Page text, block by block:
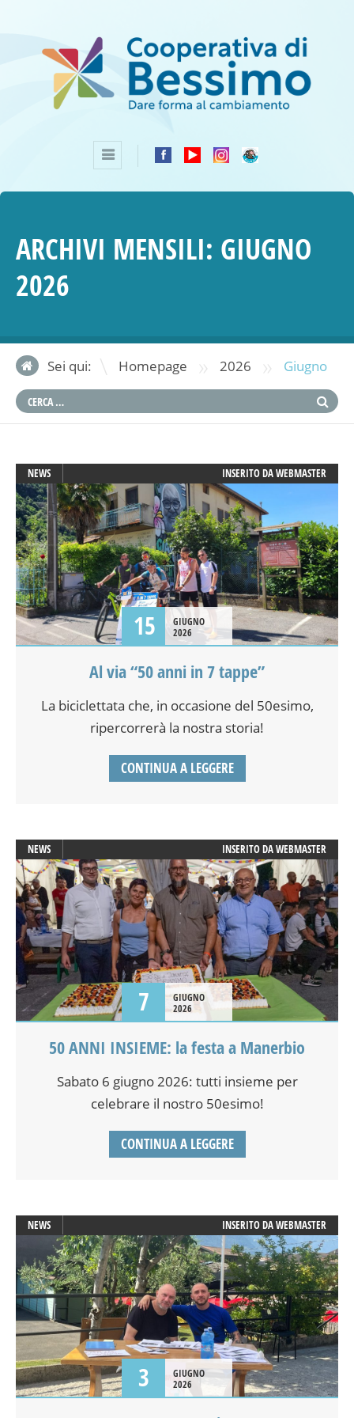
ARCHIVI MENSILI: GIUGNO
2026
Sei qui: Homepage » 2026 » Giugno
NEWS INSERITO DAWEBMASTER
15
GIUGNO
2026
Al via “50 anni in 7 tappe”
La biciclettata che, in occasione del 50esimo,
ripercorrerà la nostra storia!
CONTINUA A LEGGERE
NEWS INSERITO DAWEBMASTER
7
GIUGNO
2026
50 ANNI INSIEME: la festa a Manerbio
Sabato 6 giugno 2026: tutti insieme per
celebrare il nostro 50esimo!
CONTINUA A LEGGERE
NEWS INSERITO DAWEBMASTER
3
GIUGNO
2026